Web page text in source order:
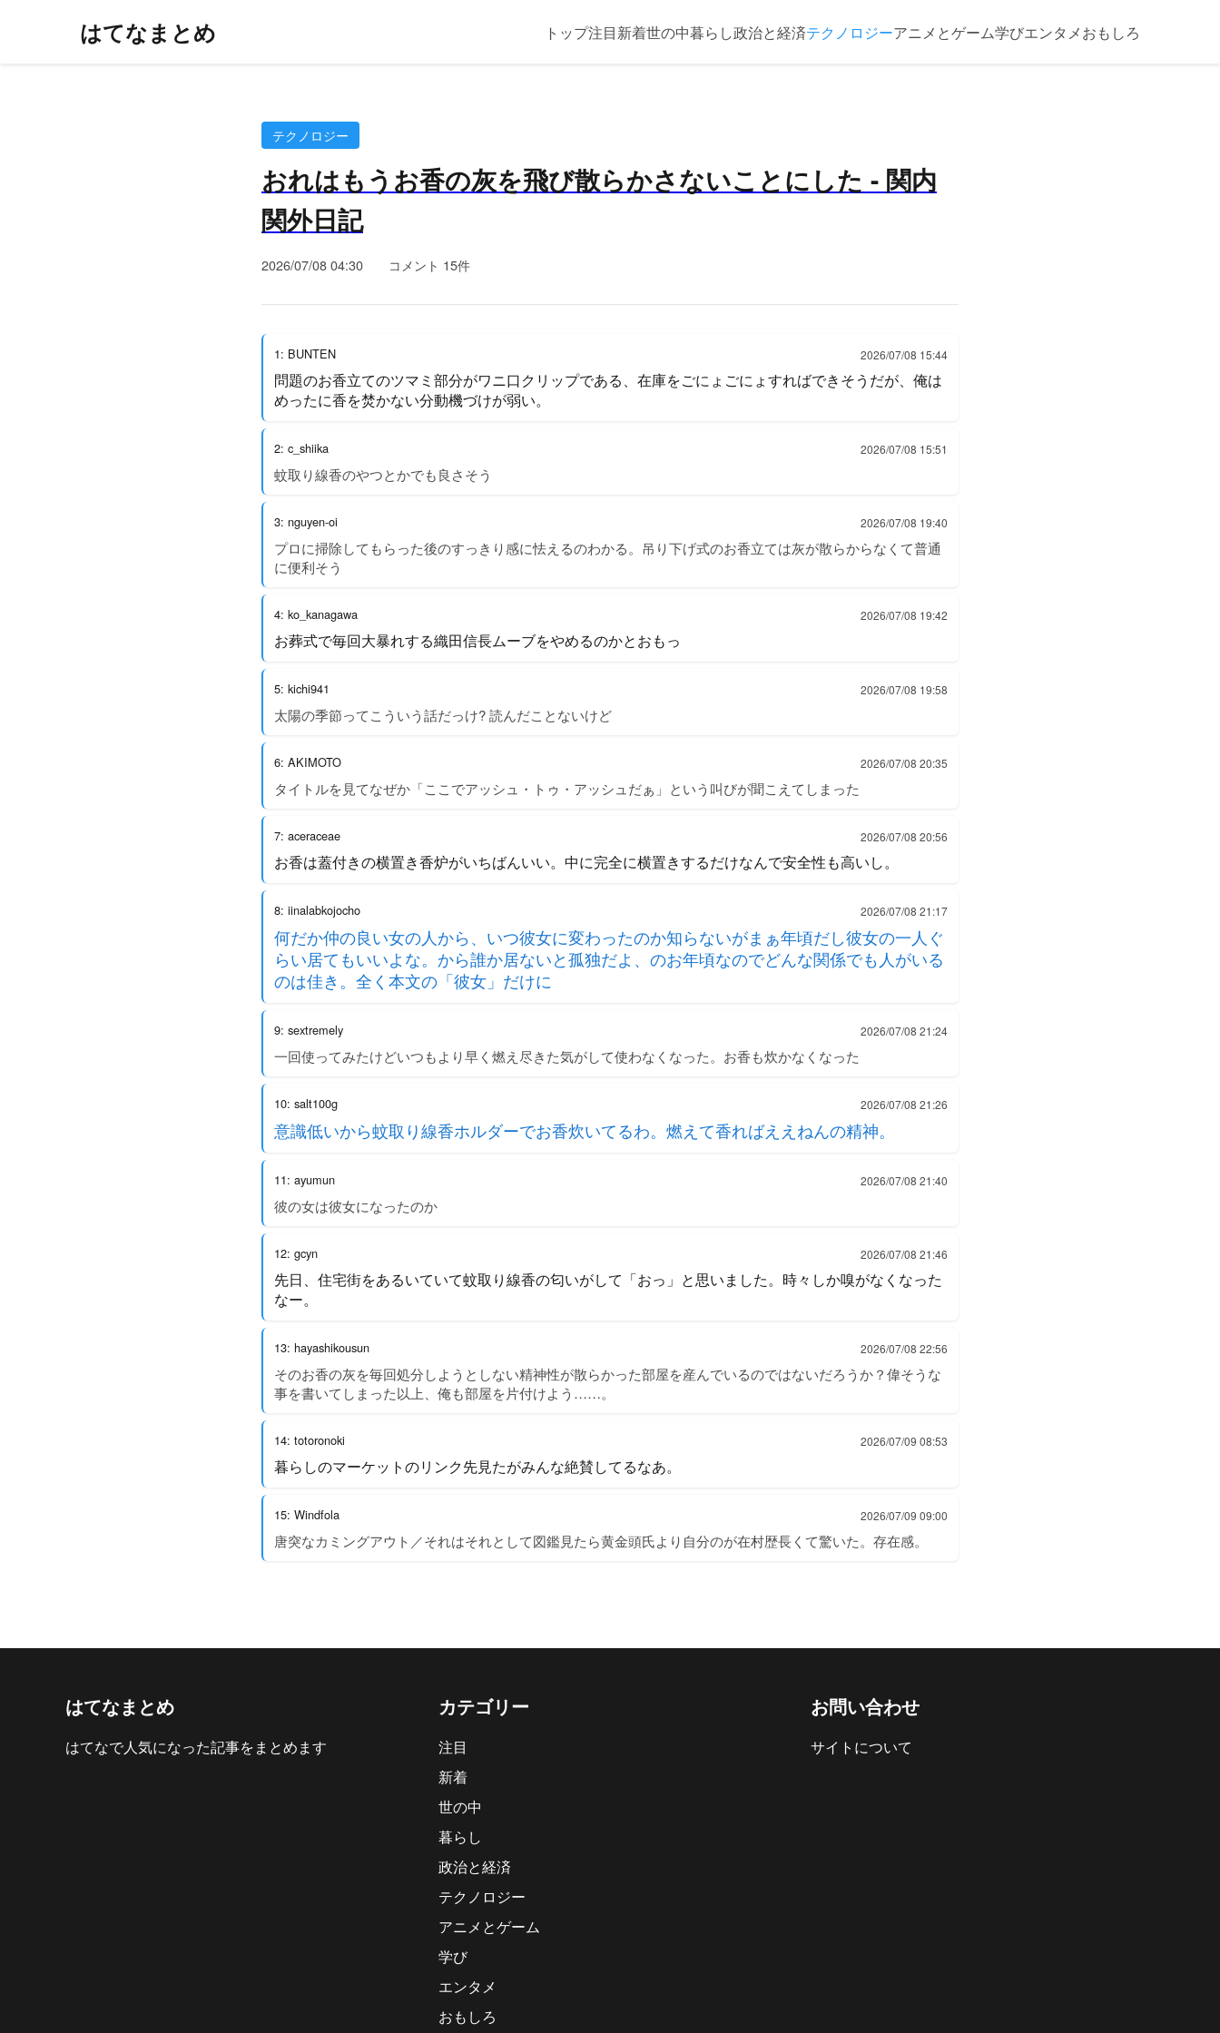
はてなまとめ トップ注目新着世の中暮らし政治と経済テクノロジーアニメとゲーム学びエンタメおもしろ
テクノロジー
おれはもうお香の灰を飛び散らかさないことにした - 関内
関外日記
2026/07/08 04:30 コメント 15件
1: BUNTEN 2026/07/08 15:44
問題のお香立てのツマミ部分がワニ口クリップである、在庫をごにょごにょすればできそうだが、俺は
めったに香を焚かない分動機づけが弱い。
2: c_shiika 2026/07/08 15:51
蚊取り線香のやつとかでも良さそう
3: nguyen-oi 2026/07/08 19:40
プロに掃除してもらった後のすっきり感に怯えるのわかる。吊り下げ式のお香立ては灰が散らからなくて普通
に便利そう
4: ko_kanagawa 2026/07/08 19:42
お葬式で毎回大暴れする織田信長ムーブをやめるのかとおもっ
5: kichi941 2026/07/08 19:58
太陽の季節ってこういう話だっけ? 読んだことないけど
6: AKIMOTO 2026/07/08 20:35
タイトルを見てなぜか「ここでアッシュ・トゥ・アッシュだぁ」という叫びが聞こえてしまった
7: aceraceae 2026/07/08 20:56
お香は蓋付きの横置き香炉がいちばんいい。中に完全に横置きするだけなんで安全性も高いし。
8: iinalabkojocho 2026/07/08 21:17
何だか仲の良い女の人から、いつ彼女に変わったのか知らないがまぁ年頃だし彼女の一人ぐ
らい居てもいいよな。から誰か居ないと孤独だよ、のお年頃なのでどんな関係でも人がいる
のは佳き。全く本文の「彼女」だけに
9: sextremely 2026/07/08 21:24
一回使ってみたけどいつもより早く燃え尽きた気がして使わなくなった。お香も炊かなくなった
10: salt100g 2026/07/08 21:26
意識低いから蚊取り線香ホルダーでお香炊いてるわ。燃えて香ればええねんの精神。
11: ayumun 2026/07/08 21:40
彼の女は彼女になったのか
12: gcyn 2026/07/08 21:46
先日、住宅街をあるいていて蚊取り線香の匂いがして「おっ」と思いました。時々しか嗅がなくなった
なー。
13: hayashikousun 2026/07/08 22:56
そのお香の灰を毎回処分しようとしない精神性が散らかった部屋を産んでいるのではないだろうか？偉そうな
事を書いてしまった以上、俺も部屋を片付けよう……。
14: totoronoki 2026/07/09 08:53
暮らしのマーケットのリンク先見たがみんな絶賛してるなあ。
15: Windfola 2026/07/09 09:00
唐突なカミングアウト／それはそれとして図鑑見たら黄金頭氏より自分のが在村歴長くて驚いた。存在感。
はてなまとめ
はてなで人気になった記事をまとめます
カテゴリー
注目
新着
世の中
暮らし
政治と経済
テクノロジー
アニメとゲーム
学び
エンタメ
おもしろ
お問い合わせ
サイトについて